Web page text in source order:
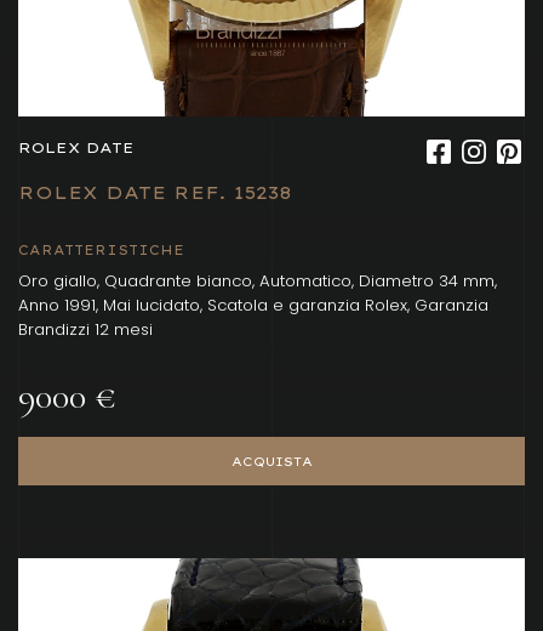
ROLEX DATE
ROLEX DATE REF. 15238
CARATTERISTICHE
Oro giallo, Quadrante bianco, Automatico, Diametro 34 mm,
Anno 1991, Mai lucidato, Scatola e garanzia Rolex, Garanzia
Brandizzi 12 mesi
9000 €
ACQUISTA